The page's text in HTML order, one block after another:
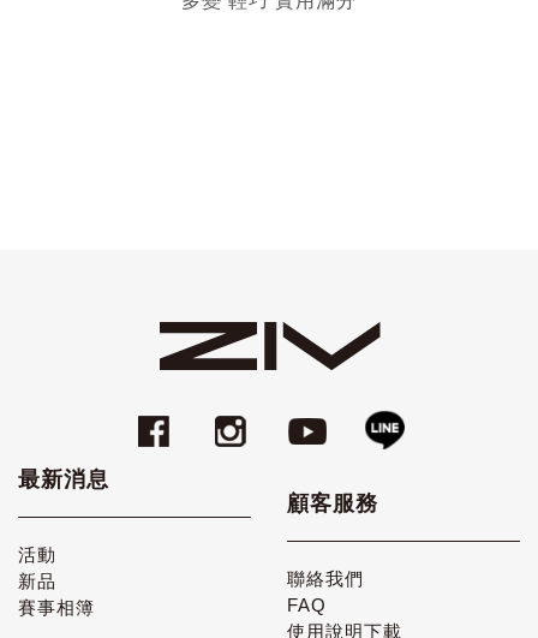
最新消息
活動
新品
賽事相簿
顧客服務
聯絡我們
FAQ
使用說明下載